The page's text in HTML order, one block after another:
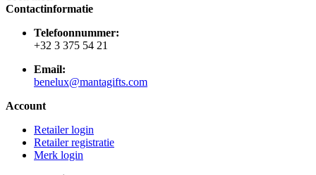
Contactinformatie
Telefoonnummer:
+32 3 375 54 21
Email:
benelux@mantagifts.com
Account
Retailer login
Retailer registratie
Merk login